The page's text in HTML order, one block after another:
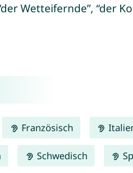
Wetteifernde”, “der
Französisch
Schwedisch